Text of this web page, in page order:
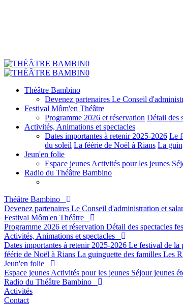
Théâtre Bambino
Devenez partenaires Le Conseil
Festival Môm'en Théâtre
Programme 2026 et réservation Détail des
Activités, Animations et spectacles
Dates importantes à retenir 2025-2026 Le
du soleil La féérie de Noël à Rians La
Jeun'en folie
Espace jeunes Activités pour les jeunes
Radio du Théâtre Bambino
Théâtre Bambino
Devenez partenaires Le Conseil d'administration et
Festival Môm'en Théâtre
Programme 2026 et réservation Détail des spectacles
Activités, Animations et spectacles
Dates importantes à retenir 2025-2026 Le festival de la
féérie de Noël à Rians La guinguette des familles Les
Jeun'en folie
Espace jeunes Activités pour les jeunes Séjour jeunes
Radio du Théâtre Bambino
Activités
Contact